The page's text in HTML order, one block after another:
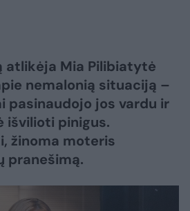
atlikėja Mia Pilibiatytė
nemalonią situaciją –
pasinaudojo jos vardu ir
išvilioti pinigus.
žinoma moteris
pranešimą.